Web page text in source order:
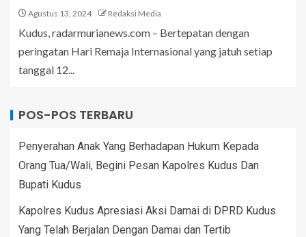
Agustus 13, 2024 Redaksi Media
Kudus, radarmurianews.com – Bertepatan dengan
peringatan Hari Remaja Internasional yang jatuh setiap
tanggal 12...
POS-POS TERBARU
Penyerahan Anak Yang Berhadapan Hukum Kepada
Orang Tua/Wali, Begini Pesan Kapolres Kudus Dan
Bupati Kudus
Kapolres Kudus Apresiasi Aksi Damai di DPRD Kudus
Yang Telah Berjalan Dengan Damai dan Tertib